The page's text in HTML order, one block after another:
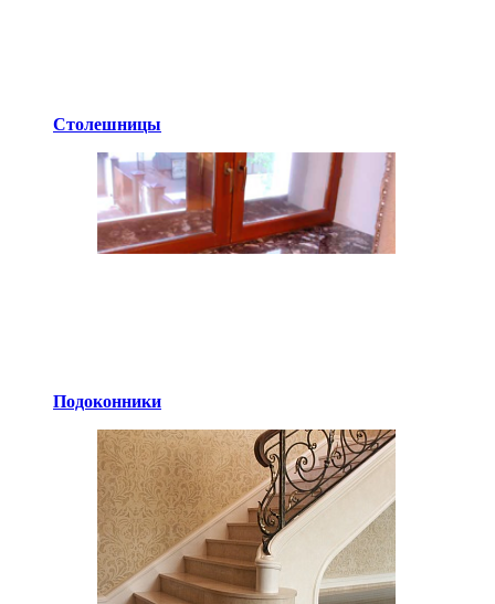
Столешницы
Подоконники